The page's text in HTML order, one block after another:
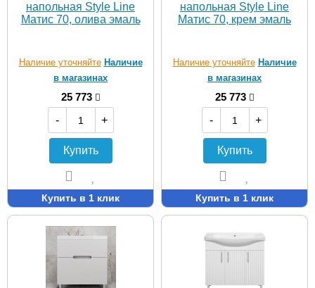
напольная Style Line
Матис 70, олива эмаль
Наличие уточняйте Наличие
в магазинах
25 773
-
+
Купить
Купить в 1 клик
напольная Style Line
Матис 70, крем эмаль
Наличие уточняйте Наличие
в магазинах
25 773
-
+
Купить
Купить в 1 клик